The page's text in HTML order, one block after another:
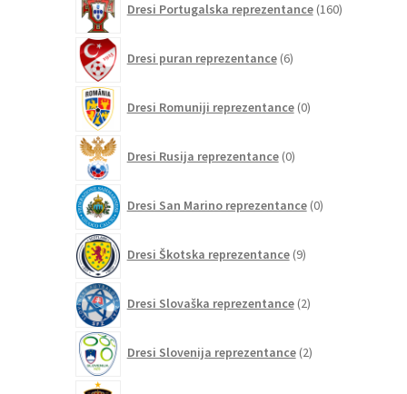
Dresi Portugalska reprezentance 160izdelkov
Dresi puran reprezentance 6izdelkov
Dresi Romuniji reprezentance 0izdelkov
Dresi Rusija reprezentance 0izdelkov
Dresi San Marino reprezentance 0izdelkov
Dresi Škotska reprezentance 9izdelkov
Dresi Slovaška reprezentance 2izdelka
Dresi Slovenija reprezentance 2izdelka